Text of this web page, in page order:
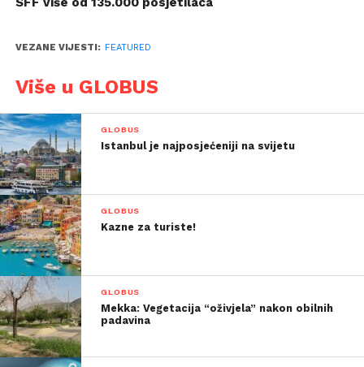
VEZANE VIJESTI: FEATURED
Više u GLOBUS
GLOBUS
Istanbul je najposjećeniji na svijetu
GLOBUS
Kazne za turiste!
GLOBUS
Mekka: Vegetacija “oživjela” nakon obilnih
padavina